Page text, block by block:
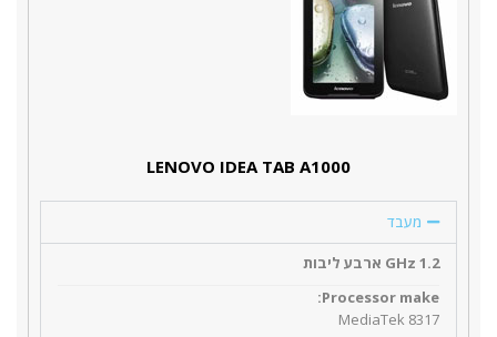
LENOVO IDEA TAB A1000
מעבד
1.2 GHz ארבע ליבות
Processor make:
MediaTek 8317